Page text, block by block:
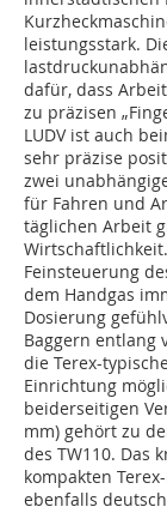
leistungsstark.
dafür, dass
zu präzisen
LUDV ist auch
sehr präzise
zwei
für Fahren und
täglichen Arbeit
Feinsteuerung
dem Handgas
Dosierung
Baggern entlang
die Terex-
Einrichtung
beiderseitigen
mm) gehört zu
des TW110. Das
kompakten
ebenfalls